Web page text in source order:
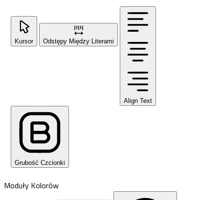
Kursor Odstępy Między Literami
Align Text
Grubość Czcionki
Moduły Kolorów